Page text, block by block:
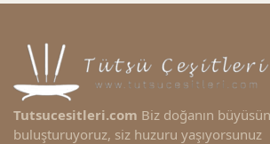
Tutsucesitleri.com Biz doğanın
buluşturuyoruz, siz huzuru yaşıyorsunuz